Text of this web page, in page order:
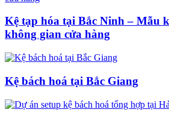
Kệ tạp hóa tại Bắc Ninh – Mẫu
không gian cửa hàng
Kệ bách hoá tại Bắc Giang